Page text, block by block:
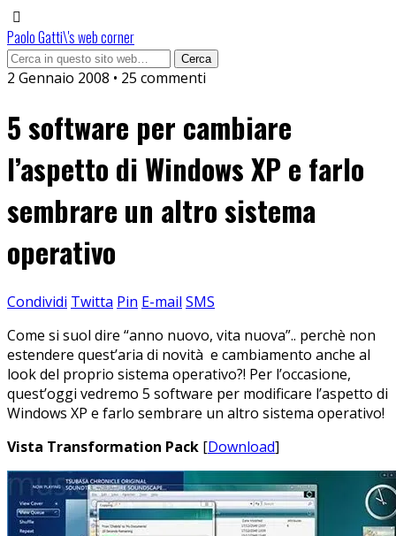
Paolo Gatti\'s web corner
2 Gennaio 2008 • 25 commenti
5 software per cambiare
l’aspetto di Windows XP e farlo
sembrare un altro sistema
operativo
Condividi Twitta Pin E-mail SMS
Come si suol dire “anno nuovo, vita nuova”.. perchè non
estendere quest’aria di novità e cambiamento anche al
look del proprio sistema operativo?! Per l’occasione,
quest’oggi vedremo 5 software per modificare l’aspetto di
Windows XP e farlo sembrare un altro sistema operativo!
Vista Transformation Pack [Download]